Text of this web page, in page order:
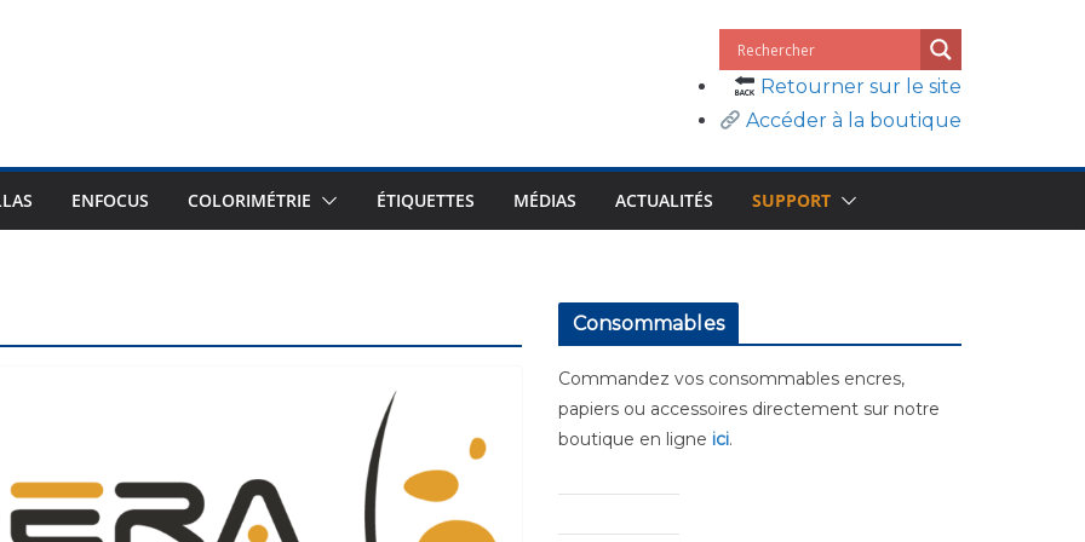
Retourner sur le site
Accéder à la boutique
ENFOCUS COLORIMÉTRIE ÉTIQUETTES MÉDIAS ACTUALITÉS SUPPORT
Consommables
Commandez vos consommables encres,
papiers ou accessoires directement sur notre
boutique en ligne ici.